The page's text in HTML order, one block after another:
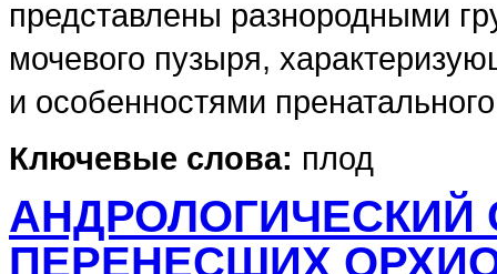
представлены разнородными
мочевого пузыря,
и особенностями
Ключевые слова: плод
АНДРОЛОГИЧЕСКИЙ
ПЕРЕНЕСШИХ